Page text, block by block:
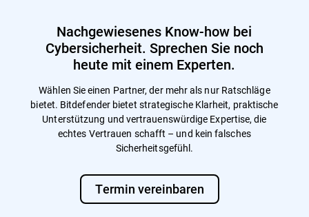
Nachgewiesenes Know-how bei
Cybersicherheit. Sprechen Sie noch
heute mit einem Experten.
Wählen Sie einen Partner, der mehr als nur Ratschläge
bietet. Bitdefender bietet strategische Klarheit, praktische
Unterstützung und vertrauenswürdige Expertise, die
echtes Vertrauen schafft – und kein falsches
Sicherheitsgefühl.
Termin vereinbaren